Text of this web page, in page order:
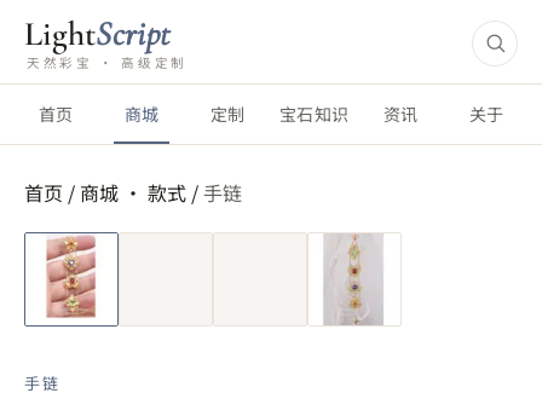
LightScript
天然彩宝 · 高级定制
首页 商城 定制 宝石知识 资讯 关于
首页 / 商城 · 款式 /手链
短视频
手链